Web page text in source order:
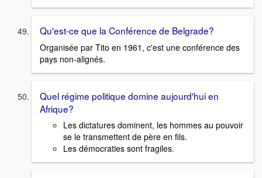
Qu'est-ce que la Conférence de Belgrade?
Organisée par Tito en 1961, c'est une conférence des
pays non-alignés.
Quel régime politique domine aujourd'hui en
Afrique?
Les dictatures dominent, les hommes au pouvoir
se le transmettent de père en fils.
Les démocraties sont fragiles.